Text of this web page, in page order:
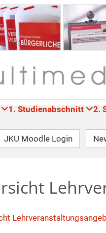
1. Studienabschnitt 2.
JKU Moodle Login